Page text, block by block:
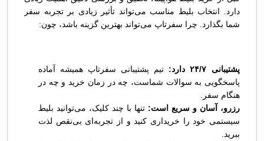
دارد. انتخاب بلیط مناسب می‌تواند تأثیر زیادی بر تجربه سفر
شما بگذارد. چرا سفرتاپ می‌تواند بهترین گزینه باشد، چون:
پشتیبانی ۲۴/۷ دارد:
تیم پشتیبانی سفرتاپ همیشه آماده
پاسخگویی به سوالات شماست، چه در زمان خرید و چه در
هنگام سفر.
رزرو، آسان و سریع است: تنها با چند کلیک، می‌توانید بلیط
سیستمی خود را خریداری کنید و از تجربه‌ای بی‌نقص لذت
ببرید.